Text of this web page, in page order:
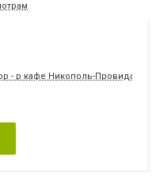
- р кафе Никополь-Провиданс